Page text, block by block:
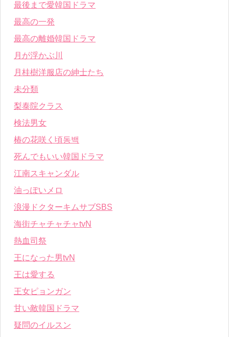
最後まで愛韓国ドラマ
最高の一発
最高の離婚韓国ドラマ
月が浮かぶ川
月桂樹洋服店の紳士たち
未分類
梨泰院クラス
検法男女
椿の花咲く頃동백
死んでもいい韓国ドラマ
江南スキャンダル
油っぽいメロ
浪漫ドクターキムサブSBS
海街チャチャチャtvN
熱血司祭
王になった男tvN
王は愛する
王女ピョンガン
甘い敵韓国ドラマ
疑問のイルスン